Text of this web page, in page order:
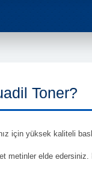
Toner?
için yüksek kaliteli
metinler elde